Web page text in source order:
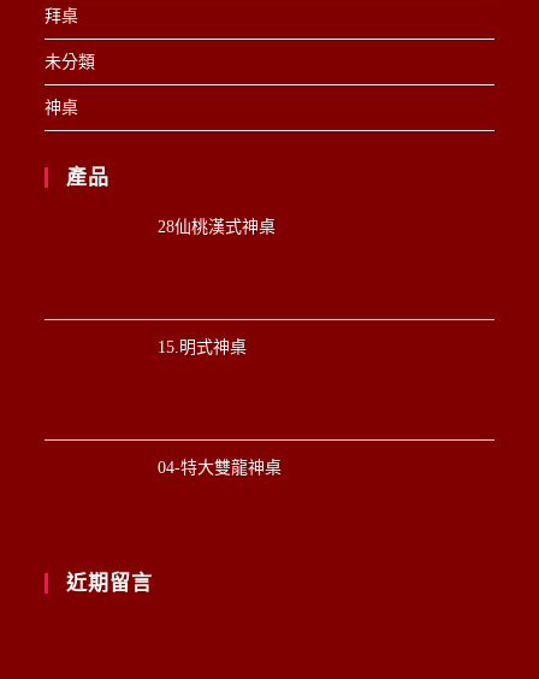
拜桌
未分類
神桌
產品
28仙桃漢式神桌
15.明式神桌
04-特大雙龍神桌
近期留言